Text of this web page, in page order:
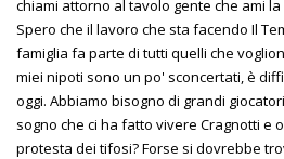
chiami attorno al tavolo gente che ami
Spero che il lavoro che sta facendo Il
famiglia fa parte di tutti quelli che
miei nipoti sono un po' sconcertati, è
oggi. Abbiamo bisogno di grandi
sogno che ci ha fatto vivere Cragnotti e
protesta dei tifosi? Forse si dovrebbe